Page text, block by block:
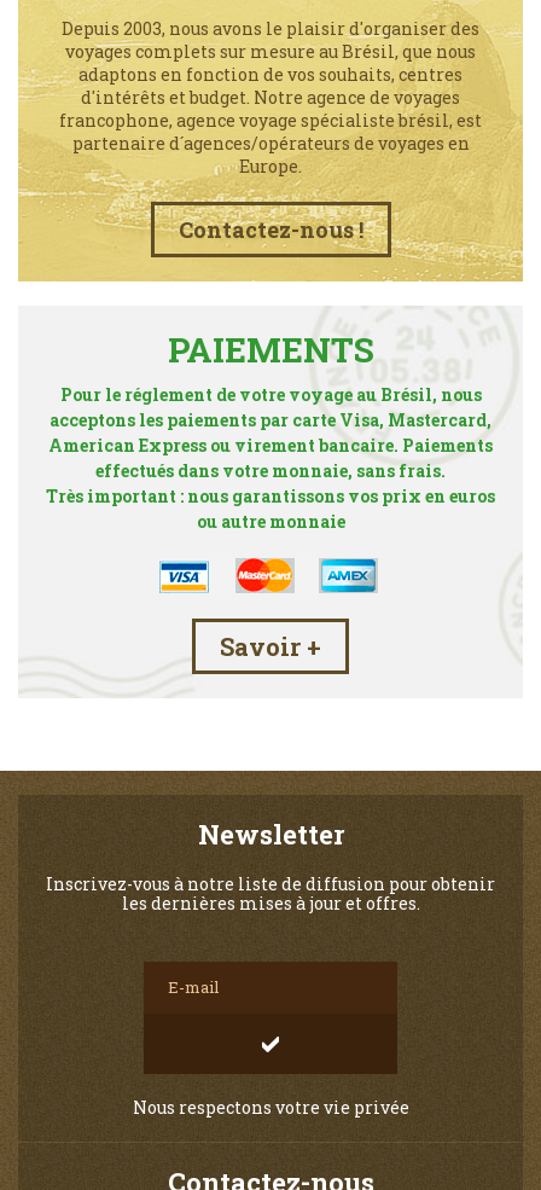
Depuis 2003, nous avons le plaisir d'organiser des
voyages complets sur mesure au Brésil, que nous
adaptons en fonction de vos souhaits, centres
d'intérêts et budget. Notre agence de voyages
francophone, agence voyage spécialiste brésil, est
partenaire d´agences/opérateurs de voyages en
Europe.
Contactez-nous !
PAIEMENTS
Pour le réglement de votre voyage au Brésil, nous
acceptons les paiements par carte Visa, Mastercard,
American Express ou virement bancaire. Paiements
effectués dans votre monnaie, sans frais.
Très important : nous garantissons vos prix en euros
ou autre monnaie
Savoir +
Newsletter
Inscrivez-vous à notre liste de diffusion pour obtenir
les dernières mises à jour et offres.
Nous respectons votre vie privée
Contactez-nous